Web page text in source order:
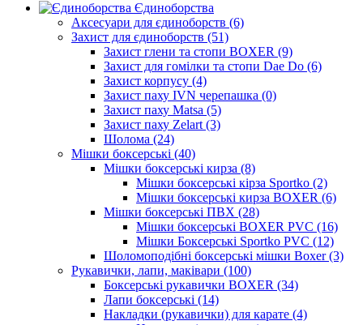
Єдиноборства
Аксесуари для єдиноборств (6)
Захист для єдиноборств (51)
Захист глени та стопи BOXER (9)
Захист для гомілки та стопи Dae Do (6)
Захист корпусу (4)
Захист паху IVN черепашка (0)
Захист паху Matsa (5)
Захист паху Zelart (3)
Шолома (24)
Мішки боксерські (40)
Мішки боксерські кирза (8)
Мішки боксерські кірза Sportko (2)
Мішки боксерські кирза BOXER (6)
Мішки боксерські ПВХ (28)
Мішки боксерські BOXER PVC (16)
Мішки Боксерські Sportko PVC (12)
Шоломоподібні боксерські мішки Boxer (3)
Рукавички, лапи, маківари (100)
Боксерські рукавички BOXER (34)
Лапи боксерські (14)
Накладки (рукавички) для карате (4)